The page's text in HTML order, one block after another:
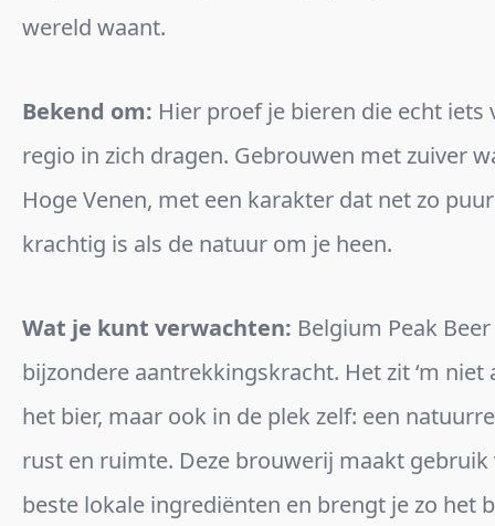
wereld waant.
Bekend om: Hier proef je bieren die echt iets
regio in zich dragen. Gebrouwen met zuiver
Hoge Venen, met een karakter dat net zo
krachtig is als de natuur om je heen.
Wat je kunt verwachten: Belgium Peak
bijzondere aantrekkingskracht. Het zit ‘m niet
het bier, maar ook in de plek zelf: een
rust en ruimte. Deze brouwerij maakt gebruik
beste lokale ingrediënten en brengt je zo het